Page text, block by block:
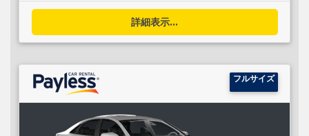
詳細表示...
フルサイズ